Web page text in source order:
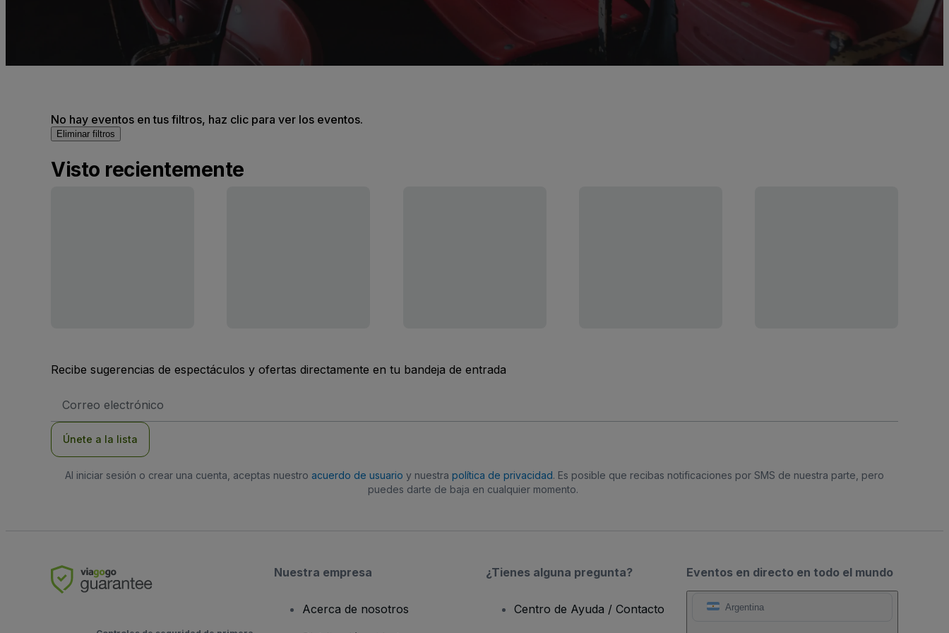
No hay eventos en tus filtros, haz clic para ver los eventos.
Eliminar filtros
Visto recientemente
Recibe sugerencias de espectáculos y ofertas directamente en tu bandeja de entrada
de
Únete a la lista
Al iniciar sesión o crear una cuenta, aceptas nuestro acuerdo de usuario y nuestra política de privacidad. Es posible que recibas notificaciones por SMS de nuestra parte, pero
puedes darte de baja en cualquier momento.
Eventos en directo en todo el mundo
Argentina
Nuestra empresa
Acerca de nosotros
¿Tienes alguna pregunta?
Centro de Ayuda / Contacto